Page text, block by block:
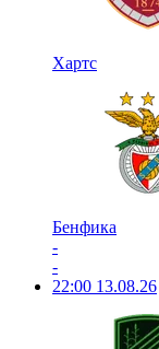
Хартс
Бенфика
-
-
22:00 13.08.26